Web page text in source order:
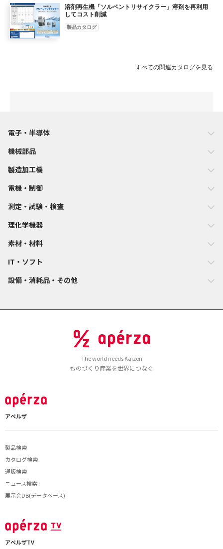
溶剤再生機「ソルベントリサイクラー」溶剤を再利用
してコスト削減
製品カタログ
すべての関連カタログを見る
電子・半導体
機械部品
製造加工機
電機・制御
測定・試験・検査
理化学機器
素材・材料
IT・ソフト
設備・消耗品・その他
The world needs Kaizen
ものづくり産業を世界につなぐ
アペルザ
製品検索
カタログ検索
通販検索
ニュース検索
展示会DB(データベース)
アペルザTV